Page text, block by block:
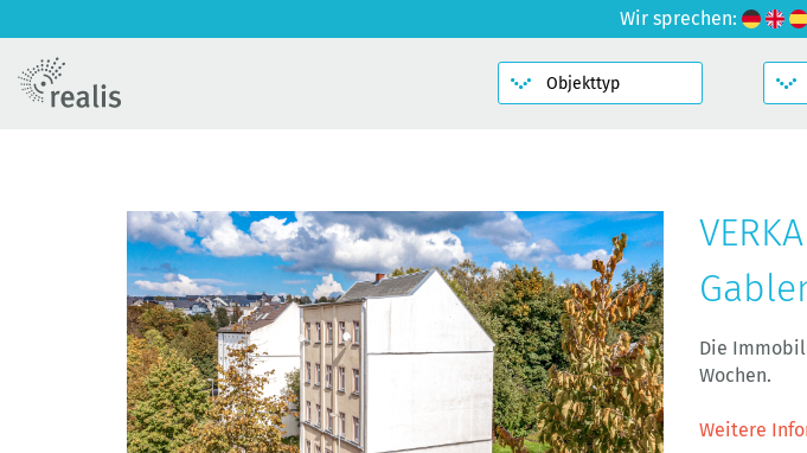
Wir sprechen:
Die
Wochen.
Weitere